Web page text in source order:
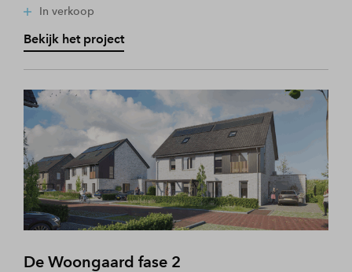
In verkoop
Bekijk het project
De Woongaard fase 2